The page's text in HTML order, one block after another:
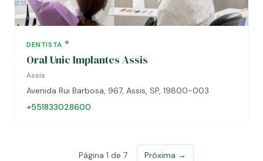
DENTISTA
Oral Unic Implantes Assis
Assis
Avenida Rui Barbosa, 967, Assis, SP, 19800-003
+551833028600
Página 1 de 7 Próxima →